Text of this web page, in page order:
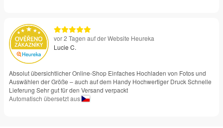
vor 2 Tagen auf der Website Heureka
Lucie C.
Absolut übersichtlicher Online-Shop Einfaches Hochladen von Fotos und
Auswählen der Größe – auch auf dem Handy Hochwertiger Druck Schnelle
Lieferung Sehr gut für den Versand verpackt
Automatisch übersetzt aus